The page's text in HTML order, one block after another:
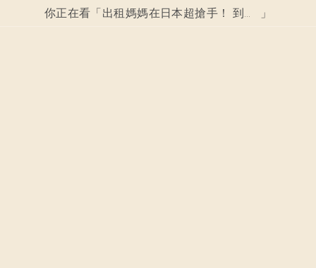
你正在看「 出租媽媽在日本超搶手！ 到底她們一天要做什麼？ 」